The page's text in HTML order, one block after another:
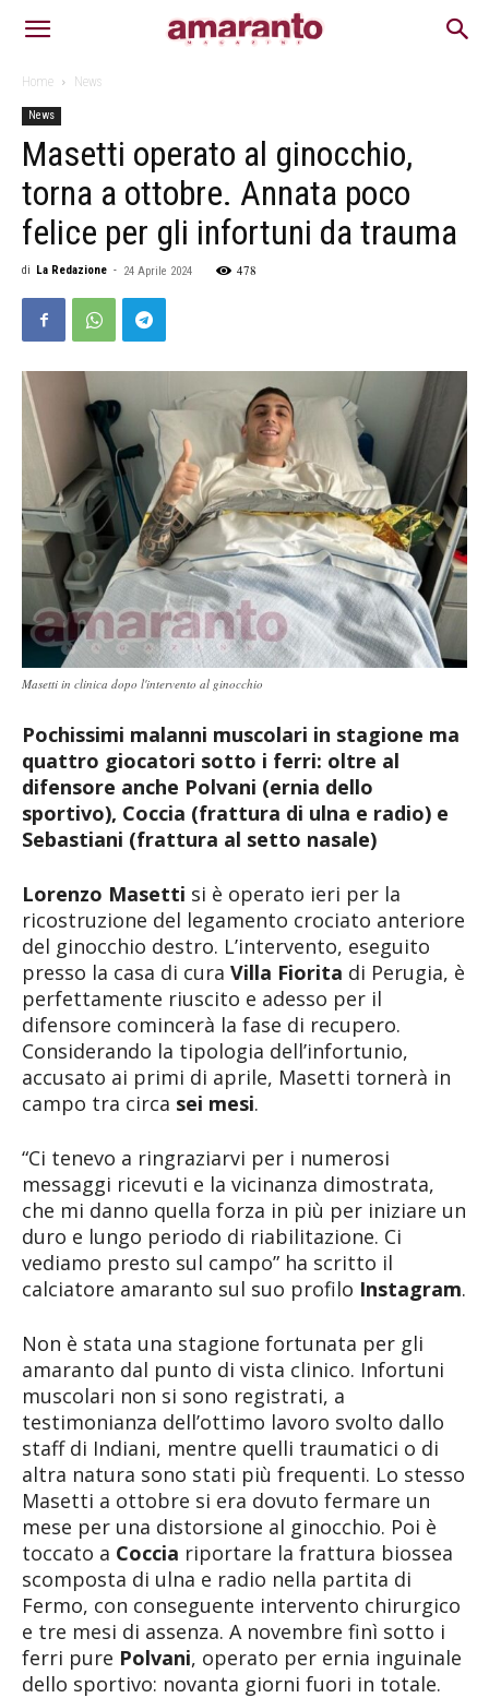
Home News
News
Masetti operato al ginocchio,
torna a ottobre. Annata poco
felice per gli infortuni da trauma
di La Redazione - 24 Aprile 2024 478
Masetti in clinica dopo l'intervento al ginocchio
Pochissimi malanni muscolari in stagione ma
quattro giocatori sotto i ferri: oltre al
difensore anche Polvani (ernia dello
sportivo), Coccia (frattura di ulna e radio) e
Sebastiani (frattura al setto nasale)
Lorenzo Masetti si è operato ieri per la
ricostruzione del legamento crociato anteriore
del ginocchio destro. L’intervento, eseguito
presso la casa di cura Villa Fiorita di Perugia, è
perfettamente riuscito e adesso per il
difensore comincerà la fase di recupero.
Considerando la tipologia dell’infortunio,
accusato ai primi di aprile, Masetti tornerà in
campo tra circa sei mesi.
“Ci tenevo a ringraziarvi per i numerosi
messaggi ricevuti e la vicinanza dimostrata,
che mi danno quella forza in più per iniziare un
duro e lungo periodo di riabilitazione. Ci
vediamo presto sul campo” ha scritto il
calciatore amaranto sul suo profilo Instagram.
Non è stata una stagione fortunata per gli
amaranto dal punto di vista clinico. Infortuni
muscolari non si sono registrati, a
testimonianza dell’ottimo lavoro svolto dallo
staff di Indiani, mentre quelli traumatici o di
altra natura sono stati più frequenti. Lo stesso
Masetti a ottobre si era dovuto fermare un
mese per una distorsione al ginocchio. Poi è
toccato a Coccia riportare la frattura biossea
scomposta di ulna e radio nella partita di
Fermo, con conseguente intervento chirurgico
e tre mesi di assenza. A novembre finì sotto i
ferri pure Polvani, operato per ernia inguinale
dello sportivo: novanta giorni fuori in totale.